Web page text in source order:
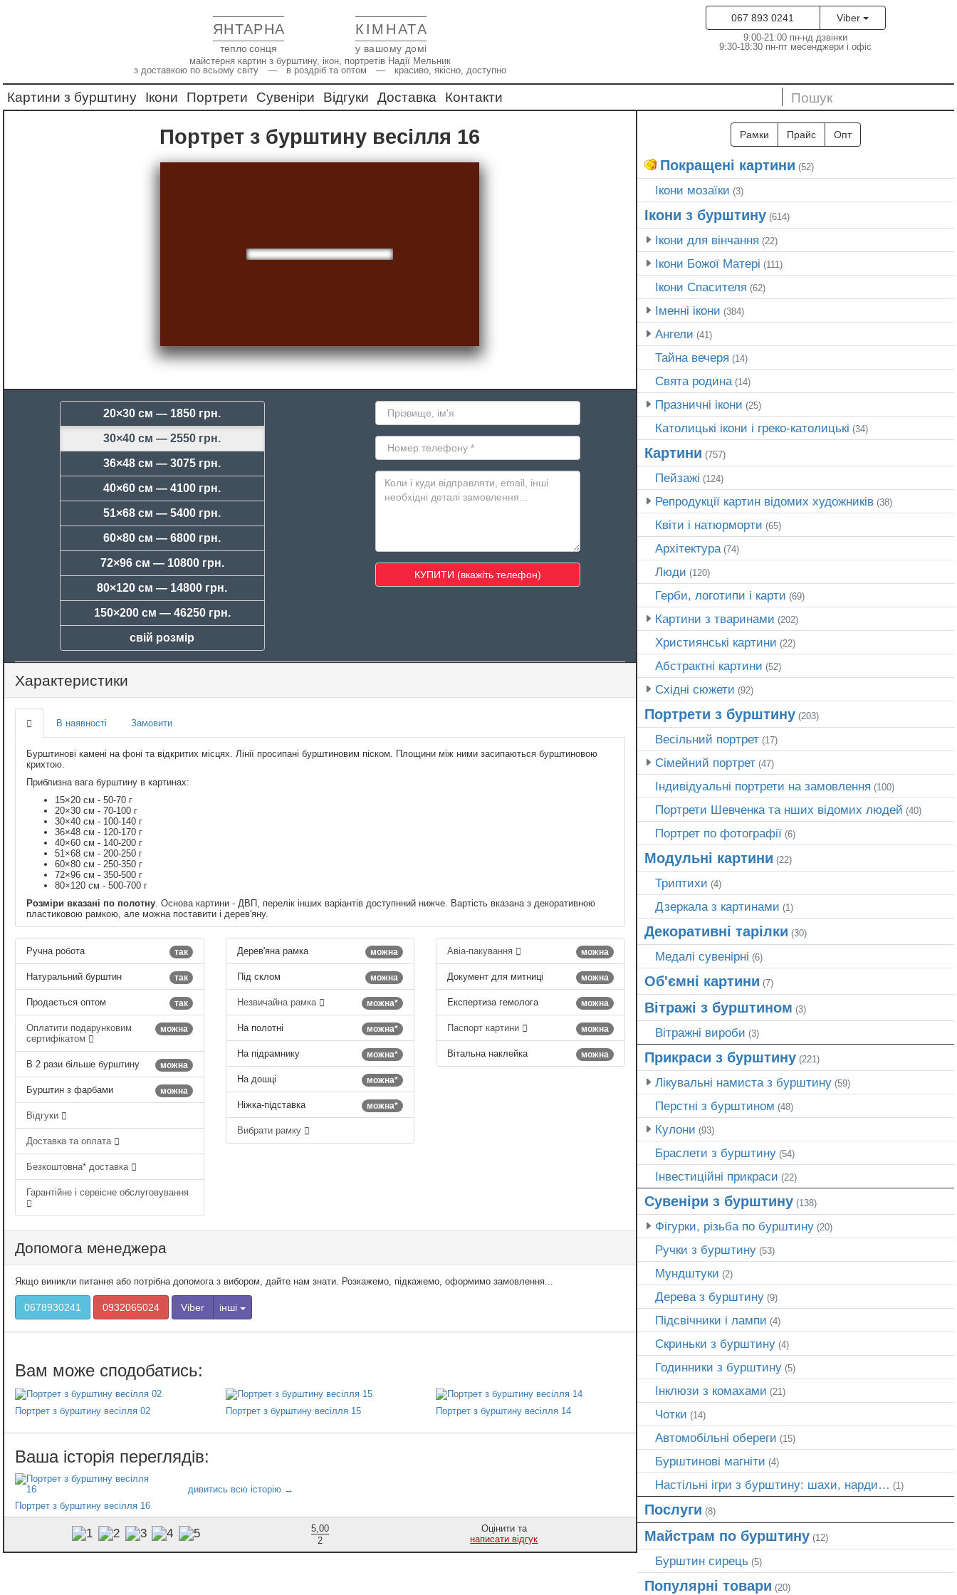
ЯНТАРНА КІМНАТА
тепло сонця у вашому домі
майстерня картин з бурштину, ікон, портретів Надії Мельник
з доставкою по всьому світу — в роздріб та оптом — красиво, якісно, доступно
067 893 0241 Viber
9:00-21:00 пн-нд дзвінки
9:30-18:30 пн-пт месенджери і офіс
Картини з бурштину Ікони Портрети Сувеніри Відгуки Доставка Контакти
Портрет з бурштину весілля 16
20×30 см — 1850 грн.
30×40 см —2550 грн.
36×48 см —3075 грн.
40×60 см —4100 грн.
51×68 см —5400 грн.
60×80 см —6800 грн.
72×96 см — 10800 грн.
80×120 см — 14800 грн.
150×200 см — 46250 грн.
свій розмір
Характеристики
В наявності Замовити
Бурштинові камені на фоні та відкритих місцях. Лінії просипані бурштиновим піском. Площини між ними засипаються бурштиновою
крихтою.
Приблизна вага бурштину в картинах:
15×20 см - 50-70 г
20×30 см - 70-100 г
30×40 см - 100-140 г
36×48 см - 120-170 г
40×60 см - 140-200 г
51×68 см - 200-250 г
60×80 см - 250-350 г
72×96 см - 350-500 г
80×120 см - 500-700 г
Розміри вказані по полотну. Основа картини - ДВП, перелік інших варіантів доступнний нижче. Вартість вказана з декоративною
пластиковою рамкою, але можна поставити і дерев'яну.
так
Ручна робота
так
Натуральний бурштин
так
Продається оптом
можна
Оплатити подарунковим
сертифікатом
можна
В 2 рази більше бурштину
можна
Бурштин з фарбами
Відгуки
Доставка та оплата
Безкоштовна* доставка
Гарантійне і сервісне обслуговування
можна
Дерев'яна рамка
можна
Під склом
можна*
Незвичайна рамка
можна*
На полотні
можна*
На підрамнику
можна*
На дошці
можна*
Ніжка-підставка
Вибрати рамку
можна
Авіа-пакування
можна
Документ для митниці
можна
Експертиза гемолога
можна
Паспорт картини
можна
Вітальна наклейка
Допомога менеджера
Якщо виникли питання або потрібна допомога з вибором, дайте нам знати. Розкажемо, підкажемо, оформимо замовлення...
0678930241 0932065024 Viber інші
Портрет з бурштину весілля 02 Портрет з бурштину весілля 15 Портрет з бурштину весілля 14
Портрет з бурштину весілля 16
5,00
2
Оцінити та
написати відгук
Рамки Прайс Опт
Покращені картини (52)
Ікони мозаїки (3)
Ікони з бурштину(614)
Ікони для вінчання (22)
Ікони Божої Матері (111)
Ікони Спасителя (62)
Іменні ікони (384)
Ангели (41)
Тайна вечеря (14)
Свята родина(14)
Празничні ікони (25)
Католицькі ікони і греко-католицькі (34)
Картини (757)
Пейзажі (124)
Репродукції картин відомих художників(38)
Квіти і натюрморти (65)
Архітектура(74)
Люди (120)
Герби, логотипи і карти (69)
Картини з тваринами (202)
Християнські картини (22)
Абстрактні картини (52)
Східні сюжети (92)
Портрети з бурштину(203)
Весільний портрет(17)
Сімейний портрет(47)
Індивідуальні портрети на замовлення (100)
Портрети Шевченка та нших відомих людей (40)
Портрет по фотографії (6)
Модульні картини (22)
Триптихи (4)
Дзеркала з картинами (1)
Декоративні тарілки (30)
Медалі сувенірні (6)
Об'ємні картини (7)
Вітражі з бурштином (3)
Вітражні вироби (3)
Прикраси з бурштину(221)
Лікувальні намиста з бурштину(59)
Перстні з бурштином (48)
Кулони (93)
Браслети з бурштину(54)
Інвестиційні прикраси (22)
Сувеніри з бурштину(138)
Фігурки, різьба по бурштину(20)
Ручки з бурштину(53)
Мундштуки (2)
Дерева з бурштину(9)
Підсвічники і лампи (4)
Скриньки з бурштину(4)
Годинники з бурштину(5)
Інклюзи з комахами (21)
Чотки (14)
Автомобільні обереги (15)
Бурштинові магніти (4)
Настільні ігри з бурштину: шахи, нарди… (1)
Послуги (8)
Майстрам по бурштину(12)
Бурштин сирець (5)
Популярні товари (20)